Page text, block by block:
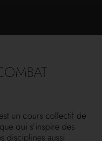
un cours collectif de
qui s’inspire des
disciplines aussi